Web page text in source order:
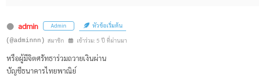
admin Admin หัวข้อเริ่มต้น
(@adminnn) สมาชิก เข้าร่วม: 5 ปี ที่ผ่านมา
หรือผู้มีจิตศรัทธาร่วมถวายเงินผ่าน
บัญชีธนาคารไทยพาณิย์